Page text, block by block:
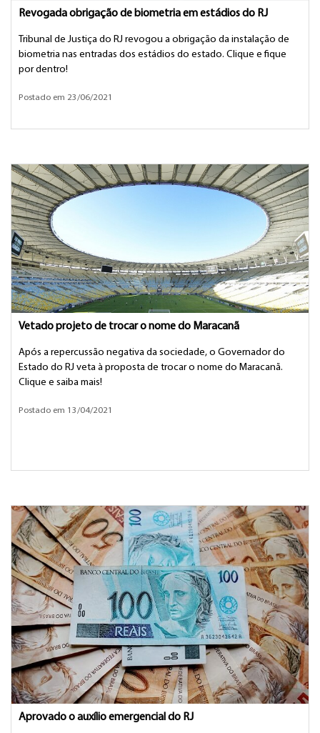
Revogada obrigação de biometria em estádios do RJ
Tribunal de Justiça do RJ revogou a obrigação da instalação de
biometria nas entradas dos estádios do estado. Clique e fique
por dentro!
Postado em 23/06/2021
Vetado projeto de trocar o nome do Maracanã
Após a repercussão negativa da sociedade, o Governador do
Estado do RJ veta à proposta de trocar o nome do Maracanã.
Clique e saiba mais!
Postado em 13/04/2021
Aprovado o auxílio emergencial do RJ